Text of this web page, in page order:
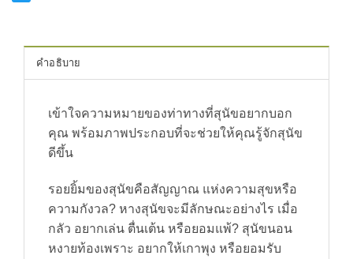
คำอธิบาย
เข้าใจความหมายของท่าทางที่สุนัขอยากบอก
คุณ พร้อมภาพประกอบที่จะช่วยให้คุณรู้จักสุนัข
ดีขึ้น
รอยยิ้มของสุนัขคือสัญญาณ แห่งความสุขหรือ
ความกังวล? หางสุนัขจะมีลักษณะอย่างไร เมื่อ
กลัว อยากเล่น ตื่นเต้น หรือยอมแพ้? สุนัขนอน
หงายท้องเพราะ อยากให้เกาพุง หรือยอมรับ